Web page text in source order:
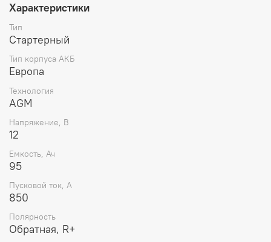
Характеристики
Тип
Стартерный
Тип корпуса АКБ
Европа
Технология
AGM
Напряжение, В
12
Емкость, Ач
95
Пусковой ток, А
850
Полярность
Обратная, R+